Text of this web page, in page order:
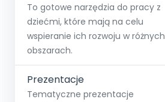
To gotowe narzędzia do pracy z
dziećmi, które mają na celu
wspieranie ich rozwoju w różnych
obszarach.
Prezentacje
Tematyczne prezentacje